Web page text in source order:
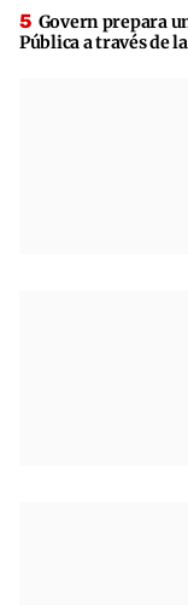
Govern prepara
Pública a través de